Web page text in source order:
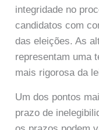
integridade no
candidatos com
das eleições. As
representam uma
mais rigorosa da
Um dos pontos
prazo de